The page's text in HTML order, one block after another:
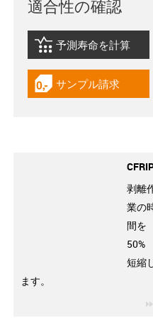
適合性の確認
igus-icon-
予測寿命を計算
igus-icon-gratismuster
サンプル請求
剥離
業の
間を
50%
短縮
ます。